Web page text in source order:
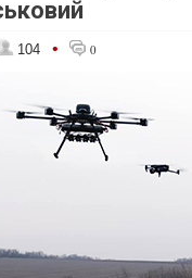
104 • 0